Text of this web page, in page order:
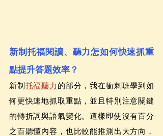
新制托福閱讀、聽力怎如何快速抓重
點提升答題效率？
新制 托福聽力 的部分，我在衝刺班學到如
何更快速地抓取重點，並且特別注意關鍵
的轉折詞與語氣變化。這樣即使沒有百分
之百聽懂內容，也比較能推測出大方向，